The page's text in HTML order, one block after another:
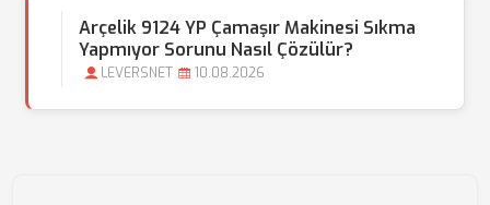
Arçelik 9124 YP Çamaşır Makinesi Sıkma
Yapmıyor Sorunu Nasıl Çözülür?
LEVERSNET 10.08.2026